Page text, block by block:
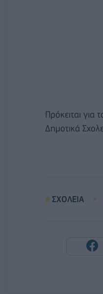
Πρόκειται
Δημοτικά
ΣΧΟΛΕΙΑ